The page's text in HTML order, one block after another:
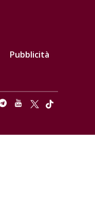
Pubblicità